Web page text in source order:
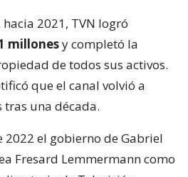
2021, TVN logró
millonesy completó la
de todos sus activos.
que el canal volvió a
tras una década.
el gobierno de Gabriel
Fresard Lemmermann como